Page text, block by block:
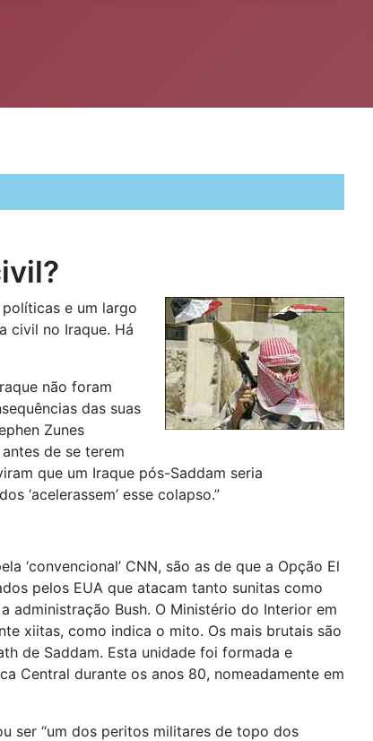
e um largo
civil no Iraque. Há
não foram
das suas
Zunes
de se terem
que um Iraque pós-Saddam seria
‘acelerassem’ esse colapso.”
‘convencional’ CNN, são as de que a Opção El
pelos EUA que atacam tanto sunitas como
administração Bush. O Ministério do Interior em
xiitas, como indica o mito. Os mais brutais são
de Saddam. Esta unidade foi formada e
Central durante os anos 80, nomeadamente em
ser “um dos peritos militares de topo dos